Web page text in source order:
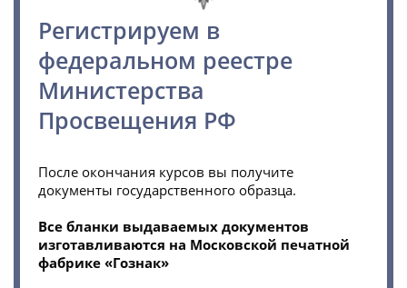
Регистрируем в
федеральном реестре
Министерства
Просвещения РФ
После окончания курсов вы получите
документы государственного образца.
Все бланки выдаваемых документов
изготавливаются на Московской печатной
фабрике «Гознак»